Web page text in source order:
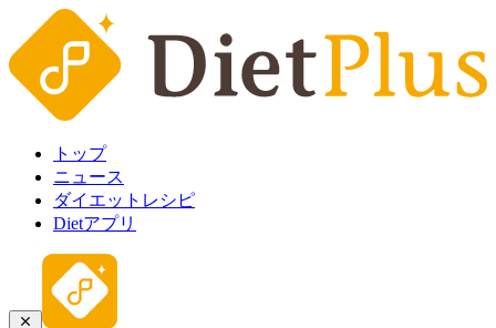
トップ
ニュース
ダイエットレシピ
Dietアプリ